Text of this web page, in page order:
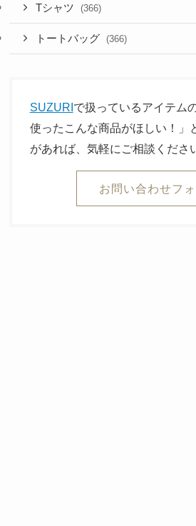
Tシャツ (366)
トートバッグ (366)
SUZURIで扱っているアイテム
使ったこんな商品がほしい！」
があれば、気軽にご相談くださ
お問い合わせフ